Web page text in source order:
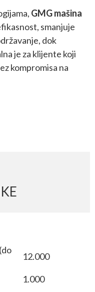
GMG mašina
smanjuje
dok
je za klijente koji
kompromisa na
12.000
1.000